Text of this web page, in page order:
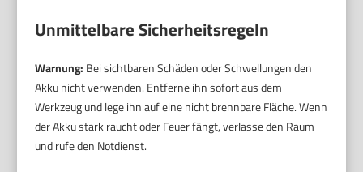
Unmittelbare Sicherheitsregeln
Warnung: Bei sichtbaren Schäden oder Schwellungen den
Akku nicht verwenden. Entferne ihn sofort aus dem
Werkzeug und lege ihn auf eine nicht brennbare Fläche. Wenn
der Akku stark raucht oder Feuer fängt, verlasse den Raum
und rufe den Notdienst.